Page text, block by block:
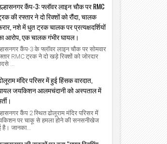
कैंप-3: फ्लॉवर लाइन चौक पर RMC
की रफ्तार ने दो रिक्शों को रौंदा, चालक
नशे में धुत ट्रक चालक पर प्रत्यक्षदर्शियों
आरोप, एक चालक गंभीर घायल।
कैंप-3 के फ्लॉवर लाइन चौक पर सोमवार
RMC ट्रक ने दो खड़े रिक्शों को जोरदार
...
मंदिर परिसर में हुई हिंसक वारदात,
जयकिशन आलमचंदानी को अस्पताल में
कैंप 2 स्थित ढोलूराम मंदिर परिसर में
पर चाकू से हमला होने की सनसनीखेज
है। जानका...